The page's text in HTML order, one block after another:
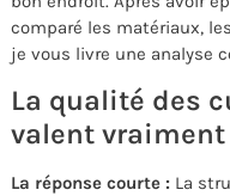
comparé les matériaux,
je vous livre une analyse
La qualité des
valent
La réponse courte : La